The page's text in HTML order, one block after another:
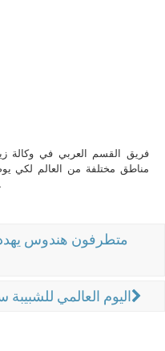
فريق القسم العربي في وكالة
مناطق مختلفة من العالم لكي
ووقع
متطرفون هندوس
اليوم العالمي